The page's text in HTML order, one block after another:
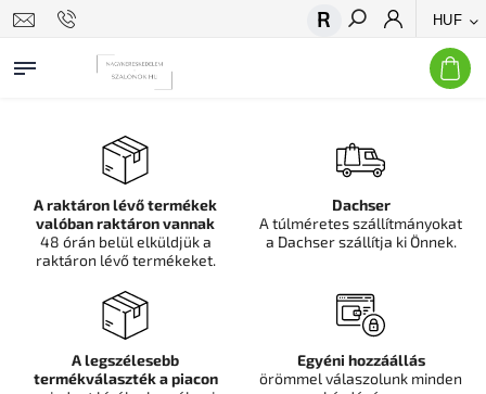
HUF
Keresés
A raktáron lévő termékek
valóban raktáron vannak
48 órán belül elküldjük a
raktáron lévő termékeket.
Dachser
A túlméretes szállítmányokat
a Dachser szállítja ki Önnek.
A legszélesebb
termékválaszték a piacon
Egyéni hozzáállás
örömmel válaszolunk minden